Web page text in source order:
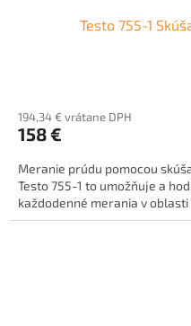
Testo 755-1
194,34 € vrátane DPH
158 €
Meranie prúdu pomocou
Testo 755-1 to umožňuje a
každodenné merania v